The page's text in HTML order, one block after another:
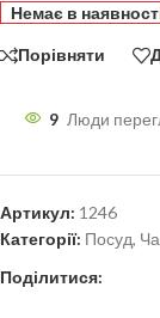
Немає в
Порівняти
9 Люди
Артикул: 1246
Категорії: Посуд,
Поділитися: